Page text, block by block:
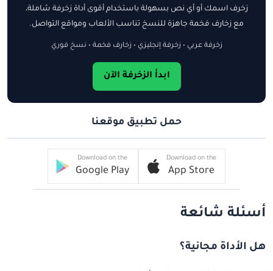
زخرف اسمك أو أي نص بسهولة باستخدام أقوى أداة زخرفة شاملة،
مع زخارف فخمة جاهزة للنسخ تناسب الألعاب ومواقع التواصل.
زخرفة عربي • زخرفة إنجليزي • زخارف فخمة • نسخ فوري
ابدأ الزخرفة الآن
حمل تطبيق موقعنا
Download on the
App Store
Download on the
Google Play
أسئلة شائعة
هل الأداة مجانية؟